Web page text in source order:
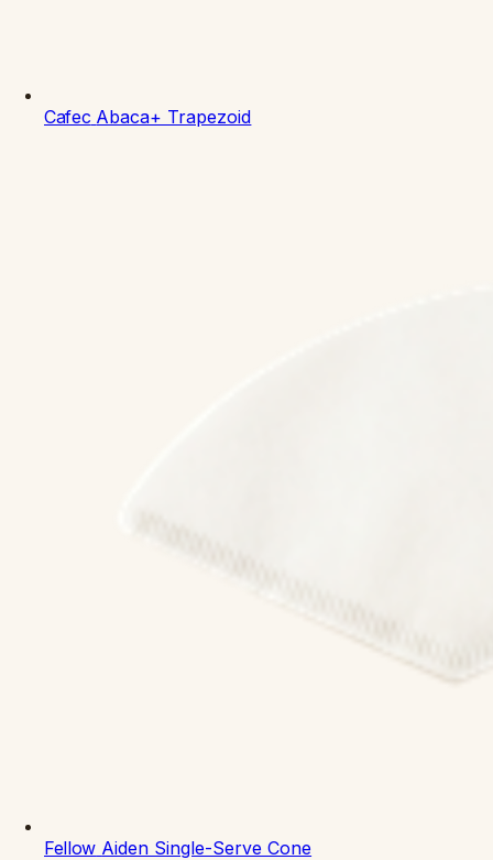
Cafec Abaca+ Trapezoid
Fellow Aiden Single-Serve Cone